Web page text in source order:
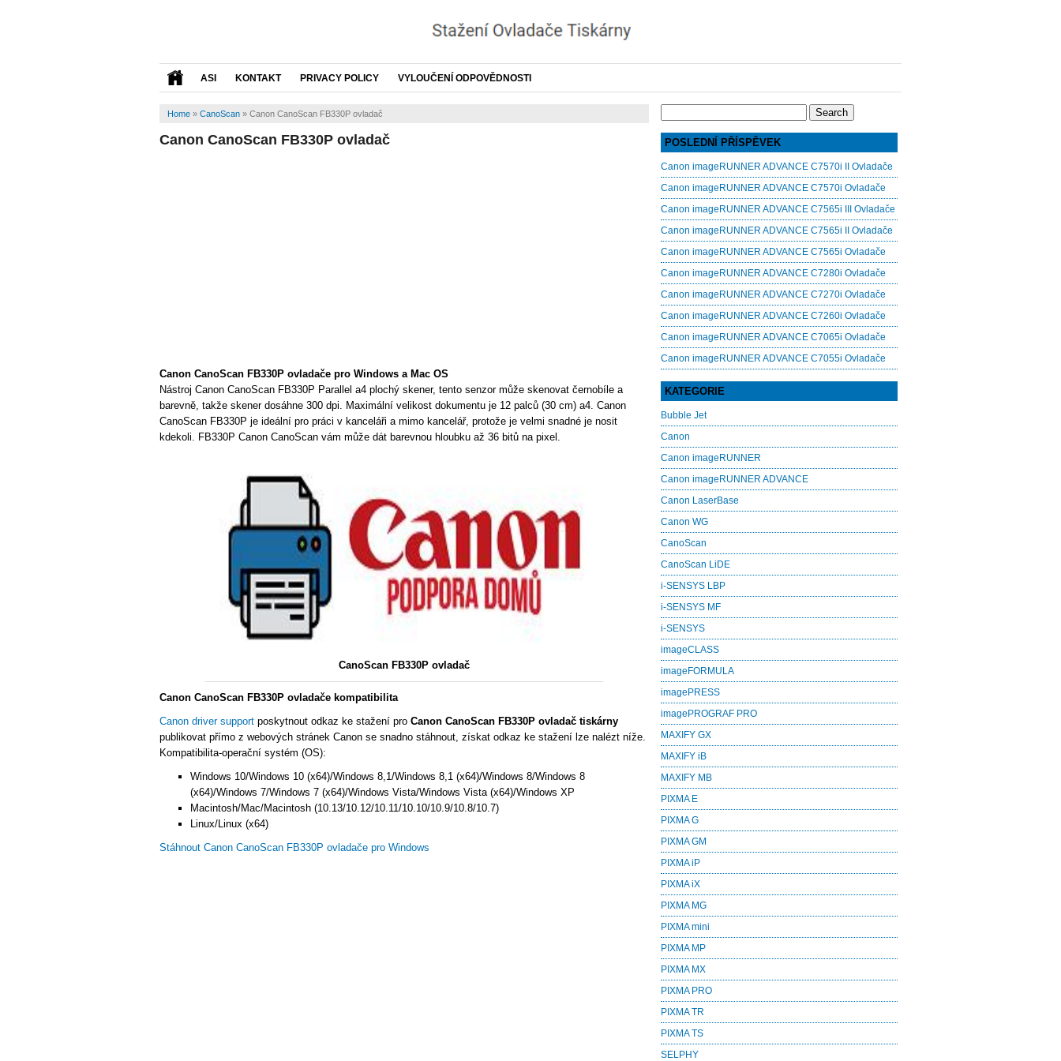
ASI KONTAKT PRIVACY POLICY VYLOUČENÍ ODPOVĚDNOSTI
Home » CanoScan » Canon CanoScan FB330P ovladač
Canon CanoScan FB330P ovladač
Canon CanoScan FB330P ovladače pro Windows a Mac OS
Nástroj Canon CanoScan FB330P Parallel a4 plochý skener, tento senzor může skenovat černobíle a
barevně, takže skener dosáhne 300 dpi. Maximální velikost dokumentu je 12 palců (30 cm) a4. Canon
CanoScan FB330P je ideální pro práci v kanceláři a mimo kancelář, protože je velmi snadné je nosit
kdekoli. FB330P Canon CanoScan vám může dát barevnou hloubku až 36 bitů na pixel.
CanoScan FB330P ovladač
Canon CanoScan FB330P ovladače kompatibilita
Canon driver support poskytnout odkaz ke stažení pro Canon CanoScan FB330P ovladač tiskárny
publikovat přímo z webových stránek Canon se snadno stáhnout, získat odkaz ke stažení lze nalézt níže.
Kompatibilita-operační systém (OS):
Windows 10/Windows 10 (x64)/Windows 8,1/Windows 8,1 (x64)/Windows 8/Windows 8
(x64)/Windows 7/Windows 7 (x64)/Windows Vista/Windows Vista (x64)/Windows XP
Macintosh/Mac/Macintosh (10.13/10.12/10.11/10.10/10.9/10.8/10.7)
Linux/Linux (x64)
Stáhnout Canon CanoScan FB330P ovladače pro Windows
POSLEDNÍ PŘÍSPĚVEK
Canon imageRUNNER ADVANCE C7570i II Ovladače
Canon imageRUNNER ADVANCE C7570i Ovladače
Canon imageRUNNER ADVANCE C7565i III Ovladače
Canon imageRUNNER ADVANCE C7565i II Ovladače
Canon imageRUNNER ADVANCE C7565i Ovladače
Canon imageRUNNER ADVANCE C7280i Ovladače
Canon imageRUNNER ADVANCE C7270i Ovladače
Canon imageRUNNER ADVANCE C7260i Ovladače
Canon imageRUNNER ADVANCE C7065i Ovladače
Canon imageRUNNER ADVANCE C7055i Ovladače
KATEGORIE
Bubble Jet
Canon
Canon imageRUNNER
Canon imageRUNNER ADVANCE
Canon LaserBase
Canon WG
CanoScan
CanoScan LiDE
i-SENSYS LBP
i-SENSYS MF
i‑SENSYS
imageCLASS
imageFORMULA
imagePRESS
imagePROGRAF PRO
MAXIFY GX
MAXIFY iB
MAXIFY MB
PIXMA E
PIXMA G
PIXMA GM
PIXMA iP
PIXMA iX
PIXMA MG
PIXMA mini
PIXMA MP
PIXMA MX
PIXMA PRO
PIXMA TR
PIXMA TS
SELPHY